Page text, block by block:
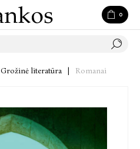
0
Grožinė literatūra Romanai